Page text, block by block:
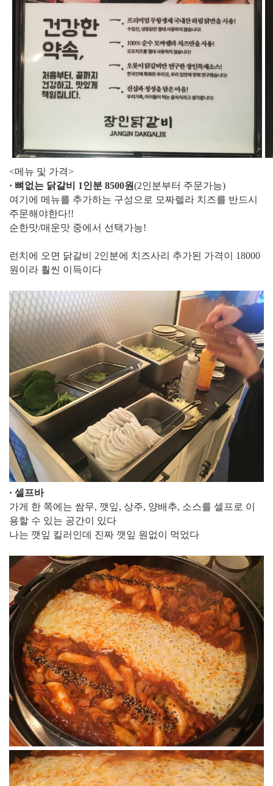
<메뉴 및 가격>
· 뼈없는 닭갈비 1인분 8500원(2인분부터 주문가능)
여기에 메뉴를 추가하는 구성으로 모짜렐라 치즈를 반드시
주문해야한다!!
순한맛/매운맛 중에서 선택가능!
런치에 오면 닭갈비 2인분에 치즈사리 추가된 가격이 18000
원이라 훨씬 이득이다
​· 셀프바
가게 한 쪽에는 쌈무, 깻잎, 상주, 양배추, 소스를 셀프로 이
용할 수 있는 공간이 있다
나는 깻잎 킬러인데 진짜 깻잎 원없이 먹었다